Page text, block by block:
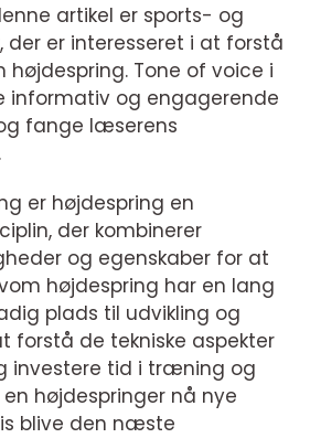
artikel er sports- og
der er interesseret i at forstå
Tone of voice i
informativ og engagerende
fange læserens
er højdespring en
der kombinerer
og egenskaber for at
højdespring har en lang
plads til udvikling og
forstå de tekniske aspekter
investere tid i træning og
højdespringer nå nye
blive den næste